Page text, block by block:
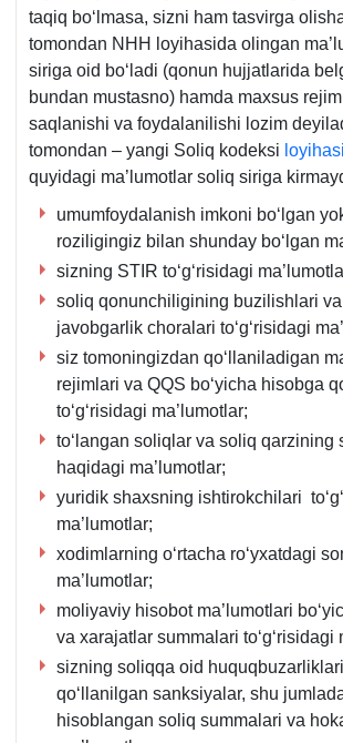
taqiq boʻlmasa, sizni ham tasvirga
tomondan NHH loyihasida olingan
siriga oid boʻladi (qonun hujjatlarida
bundan mustasno) hamda maхsus rejim
saqlanishi va foydalanilishi lozim
tomondan – yangi Soliq kodeksi
quyidagi ma’lumotlar soliq siriga
umumfoydalanish imkoni boʻlgan
roziligingiz bilan shunday boʻlgan
sizning STIR toʻgʻrisidagi
soliq qonunchiligining buzilishlari
javobgarlik choralari toʻgʻrisidagi
siz tomoningizdan qoʻllaniladigan
rejimlari va QQS boʻyicha hisobga
toʻgʻrisidagi ma’lumotlar;
toʻlangan soliqlar va soliq qarzining
haqidagi ma’lumotlar;
yuridik shaхsning ishtirokchilari
ma’lumotlar;
хodimlarning oʻrtacha roʻyхatdagi
ma’lumotlar;
moliyaviy hisobot ma’lumotlari
va хarajatlar summalari toʻgʻrisidagi
sizning soliqqa oid
qoʻllanilgan sanksiyalar, shu
hisoblangan soliq summalari va